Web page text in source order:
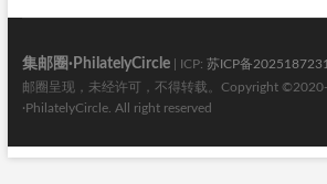
集邮圈·PhilatelyCircle| ICP: 苏ICP备
邮圈呈现，未经许可，不得转载。Copyright
·PhilatelyCircle. All right reserved